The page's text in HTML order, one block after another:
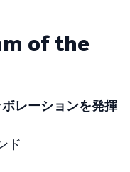
of the
レーションを発揮
ド